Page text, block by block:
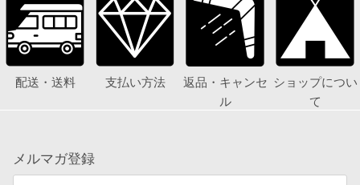
配送・送料 支払い方法
返品・キャンセ
ル
ショップについ
て
メルマガ登録